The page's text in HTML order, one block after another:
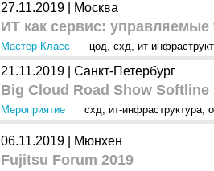
27.11.2019 | Москва
ИТ как сервис: управляемые
Мастер-Класс цод, схд, ит-
21.11.2019 | Санкт-Петербург
Big Cloud Road Show Softline
Мероприятие схд, ит-инфраструктура,
06.11.2019 | Мюнхен
Fujitsu Forum 2019